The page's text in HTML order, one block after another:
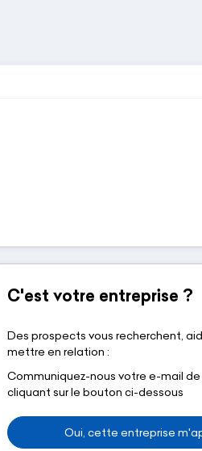
C'est votre entreprise ?
Des prospects vous recherchent,
mettre en relation :
Communiquez-nous votre e-mail
cliquant sur le bouton ci-dessous
Oui, cette entreprise